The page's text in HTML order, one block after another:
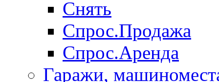
Снять
Спрос.Продажа
Спрос.Аренда
Гаражи,